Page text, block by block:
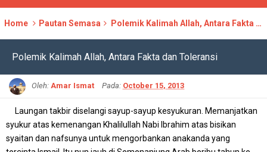
Home Pautan Semasa Polemik Kalimah Allah, Antara Fakta dan Toleransi
Polemik Kalimah Allah, Antara Fakta dan Toleransi
Oleh: Amar Ismat Pada: October 15, 2013
Laungan takbir diselangi sayup-sayup kesyukuran. Memanjatkan
syukur atas kemenangan Khalilullah Nabi Ibrahim atas bisikan
syaitan dan nafsunya untuk mengorbankan anakanda yang